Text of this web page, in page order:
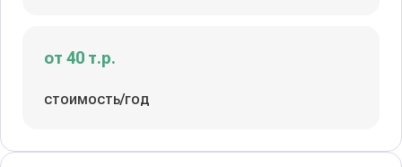
от 40 т.р.
стоимость/год